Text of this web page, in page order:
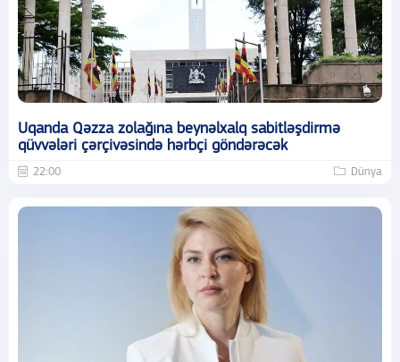
Uqanda Qəzza zolağına beynəlxalq sabitləşdirmə
qüvvələri çərçivəsində hərbçi göndərəcək
22:00 Dünya